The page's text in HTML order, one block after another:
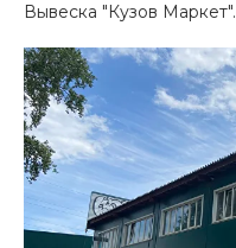
Вывеска "Кузов Маркет".